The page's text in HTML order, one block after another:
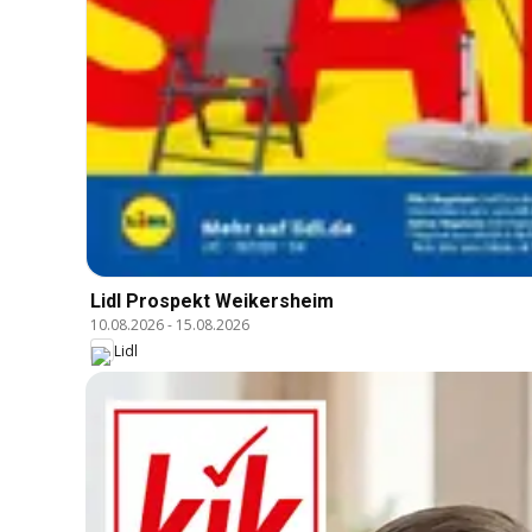
Lidl Prospekt Weikersheim
10.08.2026- 15.08.2026
Lidl